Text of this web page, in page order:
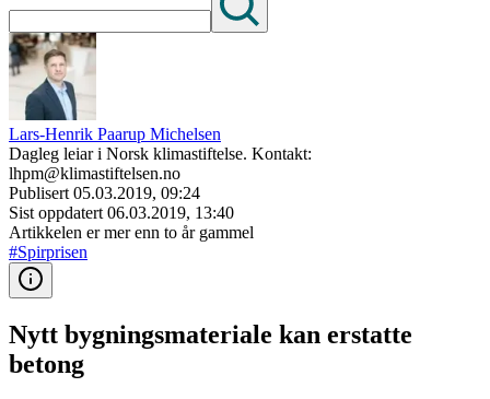
Lars-Henrik Paarup Michelsen
Dagleg leiar i Norsk klimastiftelse. Kontakt:
lhpm@klimastiftelsen.no
Publisert 05.03.2019, 09:24
Sist oppdatert 06.03.2019, 13:40
Artikkelen er mer enn to år gammel
#Spirprisen
Nytt bygningsmateriale kan erstatte
betong